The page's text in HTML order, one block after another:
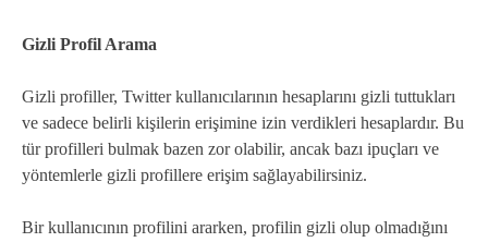
Gizli Profil Arama
Gizli profiller, Twitter kullanıcılarının hesaplarını gizli tuttukları
ve sadece belirli kişilerin erişimine izin verdikleri hesaplardır. Bu
tür profilleri bulmak bazen zor olabilir, ancak bazı ipuçları ve
yöntemlerle gizli profillere erişim sağlayabilirsiniz.
Bir kullanıcının profilini ararken, profilin gizli olup olmadığını